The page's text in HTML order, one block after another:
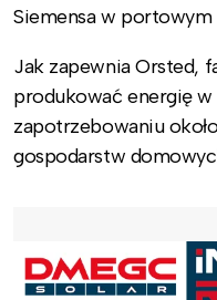
Siemensa w
Jak zapewnia Orsted,
produkować energię
zapotrzebowaniu
gospodarstw